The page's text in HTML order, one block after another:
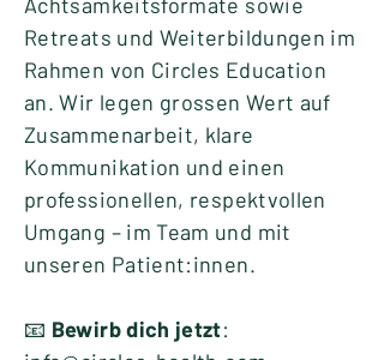
Retreats und Weiterbildungen im
Rahmen von Circles Education
an. Wir legen grossen Wert auf
Zusammenarbeit, klare
Kommunikation und einen
professionellen, respektvollen
Umgang – im Team und mit
unseren Patient:innen.
📧 Bewirb dich jetzt: